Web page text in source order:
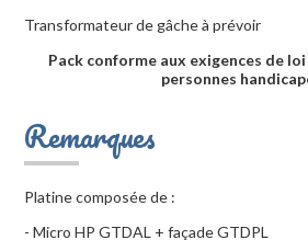
Transformateur de gâche à prévoir
Pack conforme aux exigences de
personnes
Remarques
Platine composée de :
- Micro HP GTDAL + façade GTDPL